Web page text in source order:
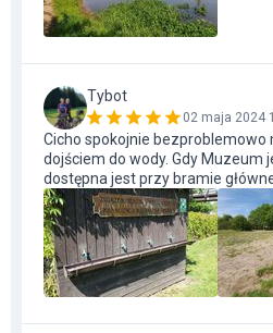
Tybot
02 maja 2024
Cicho spokojnie bezproblemowo
dojściem do wody. Gdy Muzeum
dostępna jest przy bramie